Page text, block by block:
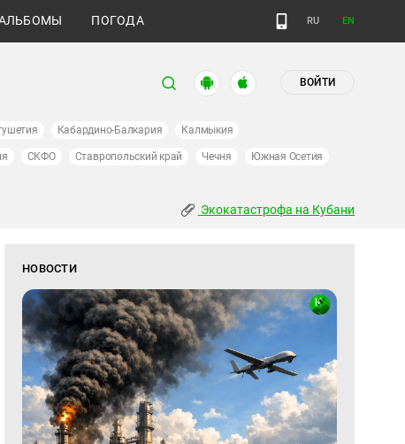
ПОГОДА RU EN
ВОЙТИ
Кабардино-Балкария Калмыкия
СКФО Ставропольский край Чечня Южная Осетия
Экокатастрофа на Кубани
НОВОСТИ